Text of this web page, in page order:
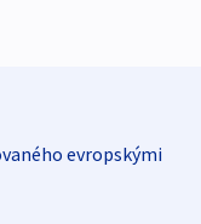
evropskými